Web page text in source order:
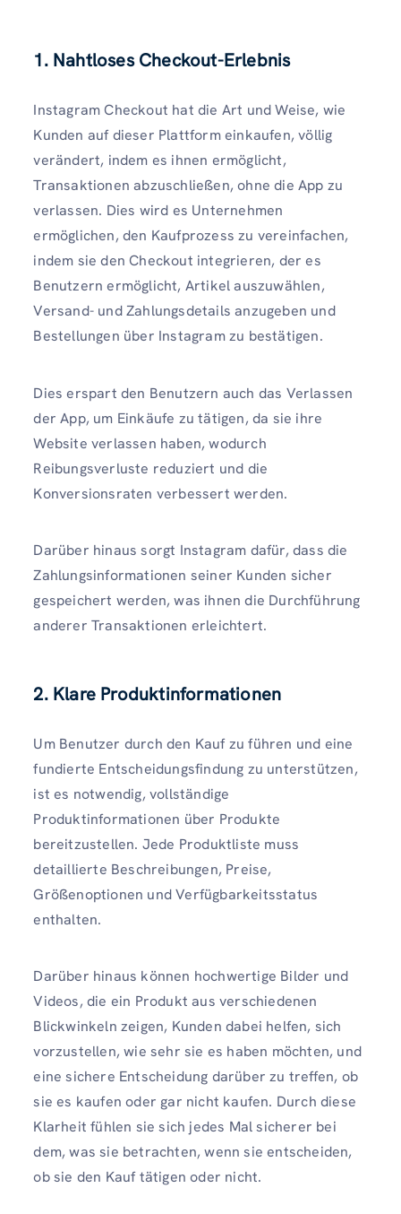
1. Nahtloses Checkout-Erlebnis
Instagram Checkout hat die Art und Weise, wie
Kunden auf dieser Plattform einkaufen, völlig
verändert, indem es ihnen ermöglicht,
Transaktionen abzuschließen, ohne die App zu
verlassen. Dies wird es Unternehmen
ermöglichen, den Kaufprozess zu vereinfachen,
indem sie den Checkout integrieren, der es
Benutzern ermöglicht, Artikel auszuwählen,
Versand- und Zahlungsdetails anzugeben und
Bestellungen über Instagram zu bestätigen.
Dies erspart den Benutzern auch das Verlassen
der App, um Einkäufe zu tätigen, da sie ihre
Website verlassen haben, wodurch
Reibungsverluste reduziert und die
Konversionsraten verbessert werden.
Darüber hinaus sorgt Instagram dafür, dass die
Zahlungsinformationen seiner Kunden sicher
gespeichert werden, was ihnen die Durchführung
anderer Transaktionen erleichtert.
2. Klare Produktinformationen
Um Benutzer durch den Kauf zu führen und eine
fundierte Entscheidungsfindung zu unterstützen,
ist es notwendig, vollständige
Produktinformationen über Produkte
bereitzustellen. Jede Produktliste muss
detaillierte Beschreibungen, Preise,
Größenoptionen und Verfügbarkeitsstatus
enthalten.
Darüber hinaus können hochwertige Bilder und
Videos, die ein Produkt aus verschiedenen
Blickwinkeln zeigen, Kunden dabei helfen, sich
vorzustellen, wie sehr sie es haben möchten, und
eine sichere Entscheidung darüber zu treffen, ob
sie es kaufen oder gar nicht kaufen. Durch diese
Klarheit fühlen sie sich jedes Mal sicherer bei
dem, was sie betrachten, wenn sie entscheiden,
ob sie den Kauf tätigen oder nicht.